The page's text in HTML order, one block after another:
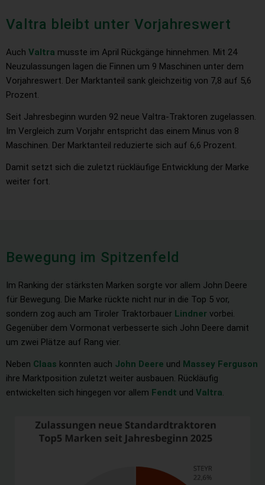
Valtra bleibt unter Vorjahreswert
Auch Valtra musste im April Rückgänge hinnehmen. Mit 24
Neuzulassungen lagen die Finnen um 9 Maschinen unter dem
Vorjahreswert. Der Marktanteil sank gleichzeitig von 7,8 auf 5,6
Prozent.
Seit Jahresbeginn wurden 92 neue Valtra-Traktoren zugelassen.
Im Vergleich zum Vorjahr entspricht das einem Minus von 8
Maschinen. Der Marktanteil reduzierte sich auf 6,6 Prozent.
Damit setzt sich die zuletzt rückläufige Entwicklung der Marke
weiter fort.
Bewegung im Spitzenfeld
Im Ranking der stärksten Marken sorgte vor allem John Deere
für Bewegung. Die Marke rückte nicht nur in die Top 5 vor,
sondern zog auch am Tiroler Traktorbauer Lindner vorbei.
Gegenüber dem Vormonat verbesserte sich John Deere damit
um zwei Plätze auf Rang vier.
Neben Claas konnten auch John Deere und Massey Ferguson
ihre Marktposition zuletzt weiter ausbauen. Rückläufig
entwickelten sich hingegen vor allem Fendt und Valtra.